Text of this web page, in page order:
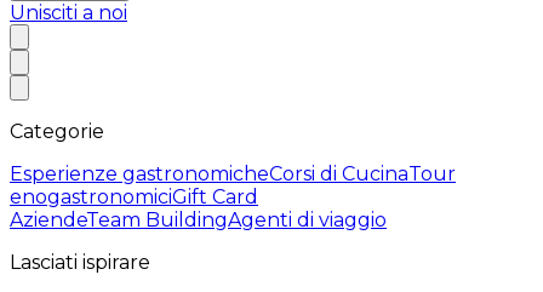
Unisciti a noi
Categorie
Esperienze gastronomicheCorsi di CucinaTour
enogastronomiciGift Card
AziendeTeam BuildingAgenti di viaggio
Lasciati ispirare